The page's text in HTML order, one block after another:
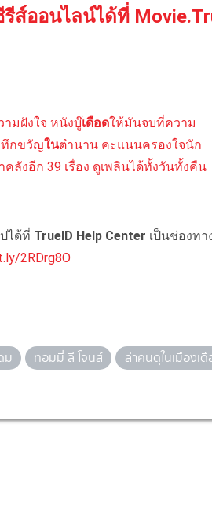
ส์ออนไลน์ได้ที่
ามฝังใจ หนังบู๊เดือดให้มันจบที่ความ
ทึกขวัญในตำนาน คะแนนครองใจนัก
คลังอีก 39 เรื่อง ดูเพลินได้ทั้งวันทั้งคืน
ได้ที่ TrueID Help Center เป็นช่องท
2RDrg8O
ม ทอมมี่ ลี โจนส์ ล่าคนดุในเมืองเ